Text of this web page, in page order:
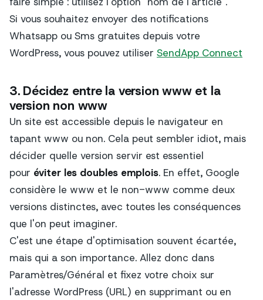
Si vous souhaitez envoyer des notifications
Whatsapp ou Sms gratuites depuis votre
WordPress, vous pouvez utiliser SendApp Connect
3. Décidez entre la version www et la
version non www
Un site est accessible depuis le navigateur en
tapant www ou non. Cela peut sembler idiot, mais
décider quelle version servir est essentiel
pour éviter les doubles emplois. En effet, Google
considère le www et le non-www comme deux
versions distinctes, avec toutes les conséquences
que l'on peut imaginer.
C'est une étape d'optimisation souvent écartée,
mais qui a son importance. Allez donc dans
Paramètres/Général et fixez votre choix sur
l'adresse WordPress (URL) en supprimant ou en